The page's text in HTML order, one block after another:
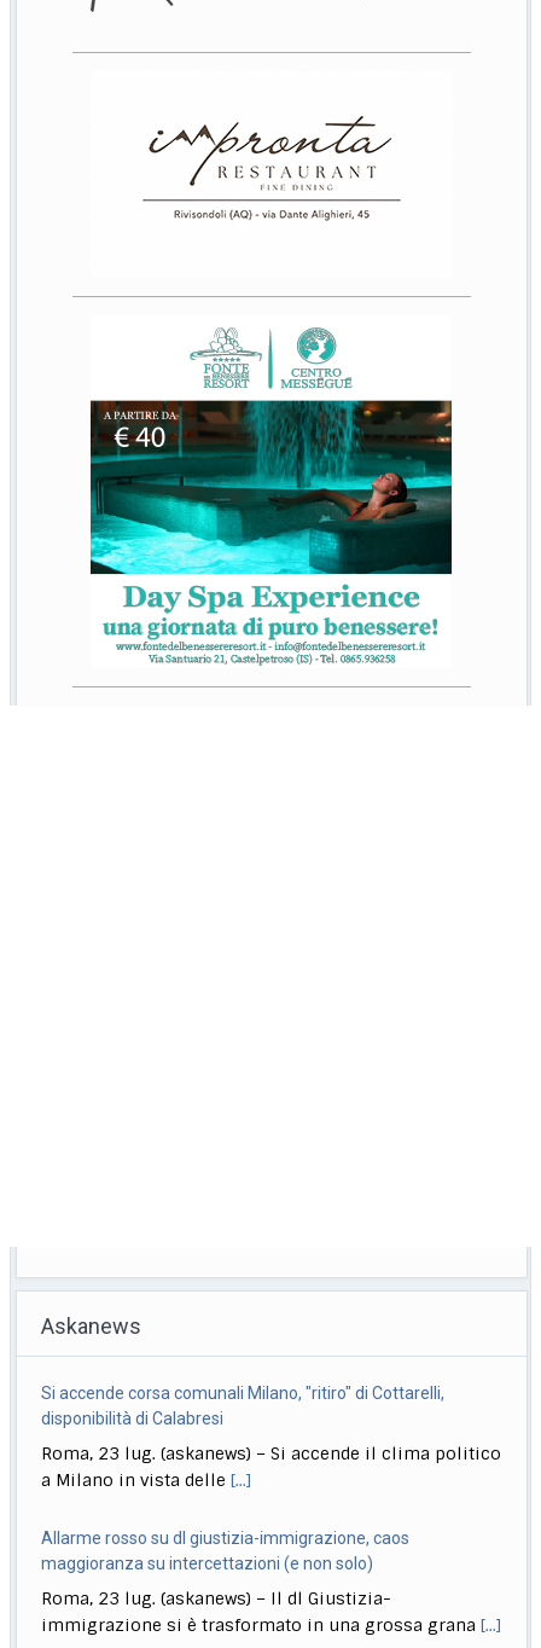
Askanews
Si accende corsa comunali Milano, "ritiro" di Cottarelli,
disponibilità di Calabresi
Roma, 23 lug. (askanews) – Si accende il clima politico
a Milano in vista delle[...]
Allarme rosso su dl giustizia-immigrazione, caos
maggioranza su intercettazioni (e non solo)
Roma, 23 lug. (askanews) – Il dl Giustizia-
immigrazione si è trasformato in una grossa grana[...]